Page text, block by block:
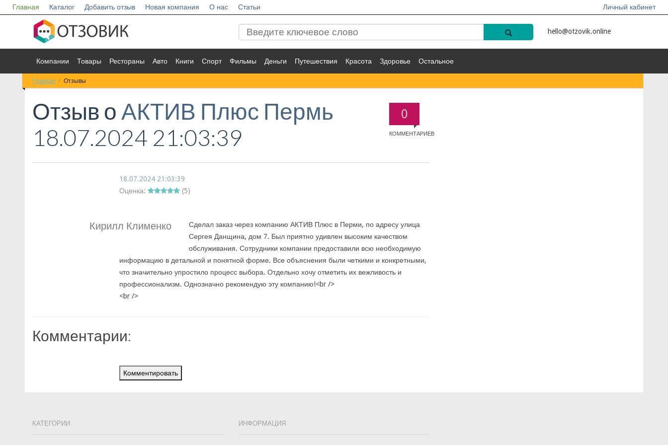
Главная Каталог Добавить отзыв Новая компания О нас Статьи Личный кабинет
hello@otzovik.online
Компании Товары Рестораны Авто Книги Спорт Фильмы Деньги Путешествия Красота Здоровье Остальное
Главная Отзывы
0
КОММЕНТАРИЕВ
Отзыв о АКТИВ Плюс Пермь
18.07.2024 21:03:39
18.07.2024 21:03:39
Оценка:
(5)
Кирилл Клименко
Сделал заказ через компанию АКТИВ Плюс в Перми, по адресу улица
Сергея Данщина, дом 7. Был приятно удивлен высоким качеством
обслуживания. Сотрудники компании предоставили всю необходимую
информацию в детальной и понятной форме. Все объяснения были четкими и конкретными,
что значительно упростило процесс выбора. Отдельно хочу отметить их вежливость и
профессионализм. Однозначно рекомендую эту компанию!<br />
<br />
Комментарии:
Комментировать
КАТЕГОРИИ ИНФОРМАЦИЯ